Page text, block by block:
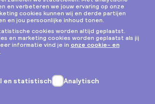
Privacy & cookies
Algemene voorwaarden